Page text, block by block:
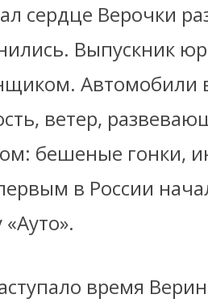
сердце Верочки
Выпускник
Автомобили
ветер,
бешеные гонки,
в России
время